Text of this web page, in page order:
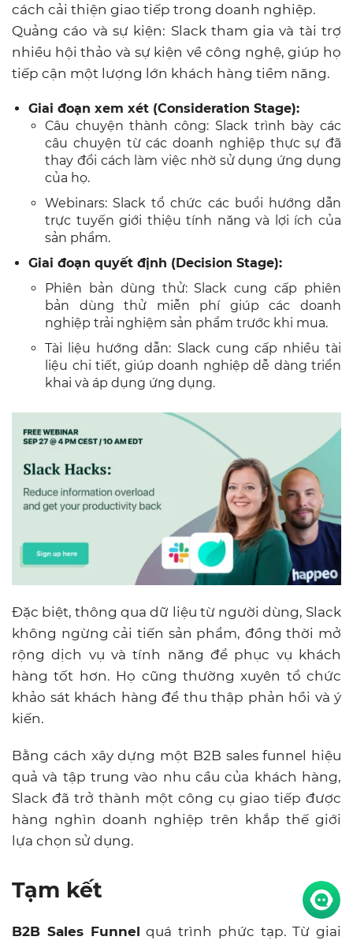
cách cải thiện giao tiếp trong doanh nghiệp.
Quảng cáo và sự kiện: Slack tham gia và tài trợ
nhiều hội thảo và sự kiện về công nghệ, giúp họ
tiếp cận một lượng lớn khách hàng tiềm năng.
Giai đoạn xem xét (Consideration Stage):
Câu chuyện thành công: Slack trình bày các
câu chuyện từ các doanh nghiệp thực sự đã
thay đổi cách làm việc nhờ sử dụng ứng dụng
của họ.
Webinars: Slack tổ chức các buổi hướng dẫn
trực tuyến giới thiệu tính năng và lợi ích của
sản phẩm.
Giai đoạn quyết định (Decision Stage):
Phiên bản dùng thử: Slack cung cấp phiên
bản dùng thử miễn phí giúp các doanh
nghiệp trải nghiệm sản phẩm trước khi mua.
Tài liệu hướng dẫn: Slack cung cấp nhiều tài
liệu chi tiết, giúp doanh nghiệp dễ dàng triển
khai và áp dụng ứng dụng.
Đặc biệt, thông qua dữ liệu từ người dùng, Slack
không ngừng cải tiến sản phẩm, đồng thời mở
rộng dịch vụ và tính năng để phục vụ khách
hàng tốt hơn. Họ cũng thường xuyên tổ chức
khảo sát khách hàng để thu thập phản hồi và ý
kiến.
Bằng cách xây dựng một B2B sales funnel hiệu
quả và tập trung vào nhu cầu của khách hàng,
Slack đã trở thành một công cụ giao tiếp được
hàng nghìn doanh nghiệp trên khắp thế giới
lựa chọn sử dụng.
Tạm kết
B2B Sales Funnel quá trình phức tạp. Từ giai